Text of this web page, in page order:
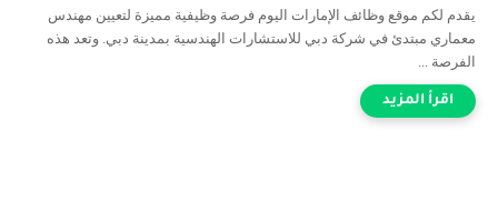
يقدم لكم موقع وظائف الإمارات اليوم فرصة وظيفية مميزة لتعيين مهندس
معماري مبتدئ في شركة دبي للاستشارات الهندسية بمدينة دبي. وتعد هذه
الفرصة ...